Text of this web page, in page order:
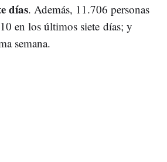
días. Además, 11.706 personas
en los últimos siete días; y
semana.